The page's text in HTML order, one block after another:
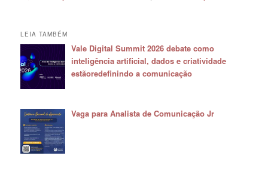
LEIA TAMBÉM
Vale Digital Summit 2026 debate como
inteligência artificial, dados e criatividade
estãoredefinindo a comunicação
Vaga para Analista de Comunicação Jr